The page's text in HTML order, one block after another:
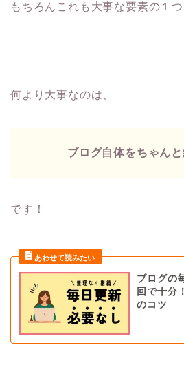
もちろんこれも大事な要素の１
何より大事なのは、
ブログ自体をちゃん
です！
ブログの
回で十分
のコツ